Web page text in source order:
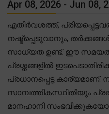
Apr 08, 2026 - Jun 08,
എതിർവശത്ത്,
നഷ്ട്പ്പെടുവാനും,
സാധ്യത ഉണ്ട്. ഈ
പ്രശ്നങ്ങളിൽ
പ്രധാനപ്പെട്ട
സാമ്പത്തികസ്ഥിതിയും
മാനഹാനി സംഭവിക്കുകയോ